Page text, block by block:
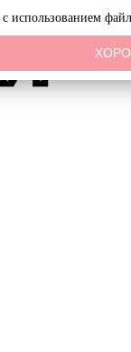
с использованием